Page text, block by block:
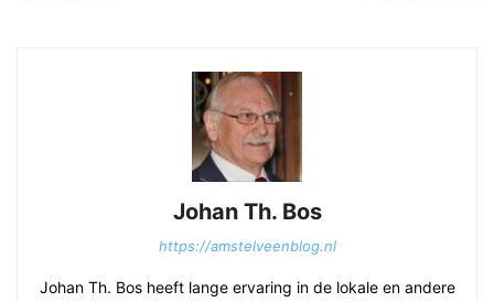
Johan Th. Bos
https://amstelveenblog.nl
Johan Th. Bos heeft lange ervaring in de lokale en andere